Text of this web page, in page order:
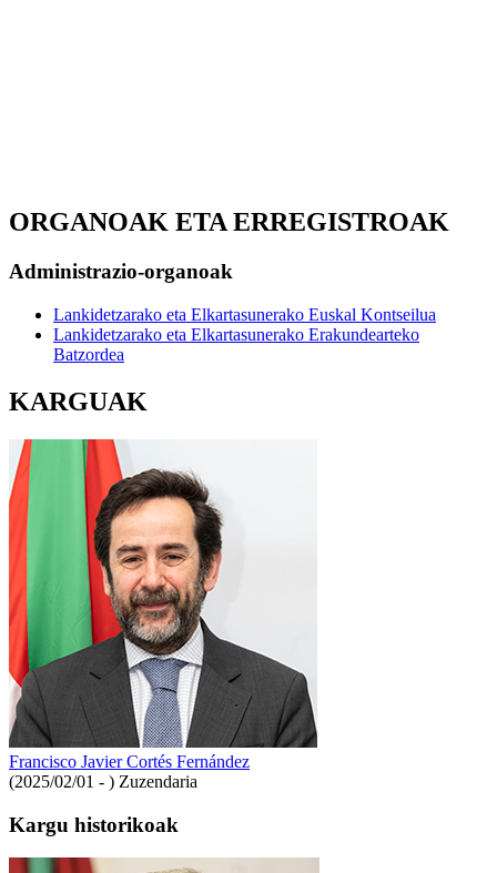
ORGANOAK ETA ERREGISTROAK
Administrazio-organoak
Lankidetzarako eta Elkartasunerako Euskal Kontseilua
Lankidetzarako eta Elkartasunerako Erakundearteko
Batzordea
KARGUAK
Francisco Javier Cortés Fernández
(2025/02/01 - ) Zuzendaria
Kargu historikoak